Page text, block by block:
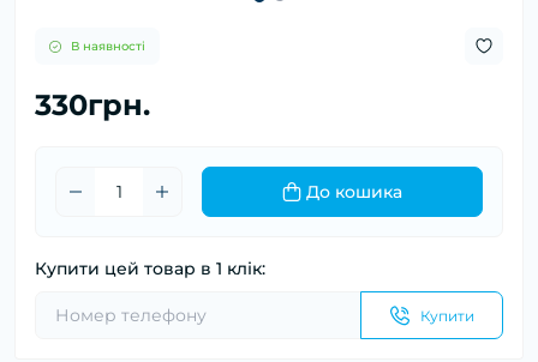
В наявності
330грн.
До кошика
Купити цей товар в 1 клік:
Купити